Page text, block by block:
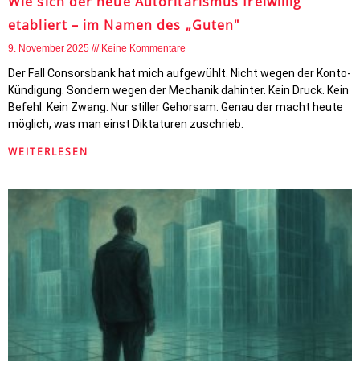
etabliert – im Namen des „Guten"
9. November 2025 Keine Kommentare
Der Fall Consorsbank hat mich aufgewühlt. Nicht wegen der Konto-
Kündigung. Sondern wegen der Mechanik dahinter. Kein Druck. Kein
Befehl. Kein Zwang. Nur stiller Gehorsam. Genau der macht heute
möglich, was man einst Diktaturen zuschrieb.
WEITERLESEN